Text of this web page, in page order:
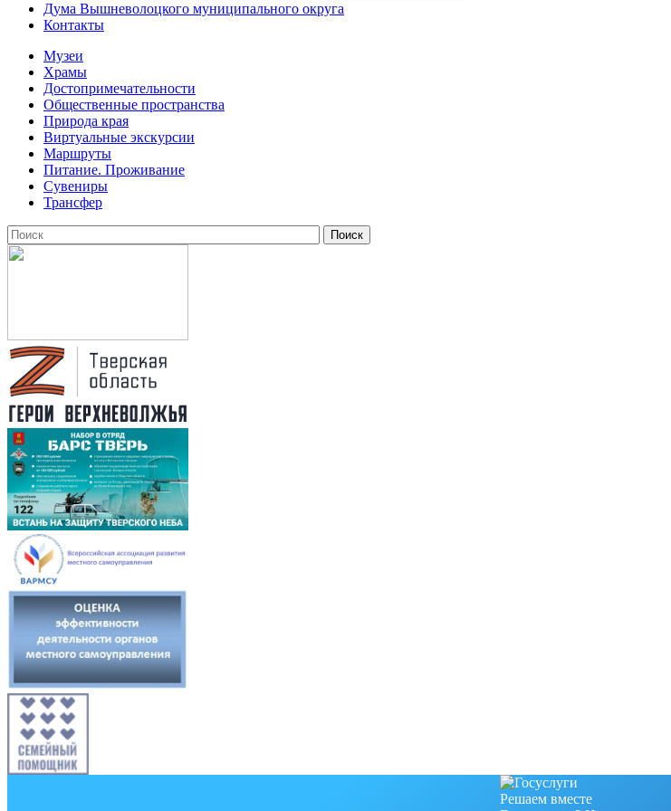
Дума Вышневолоцкого муниципального округа
Контакты
Музеи
Храмы
Достопримечательности
Общественные пространства
Природа края
Виртуальные экскурсии
Маршруты
Питание. Проживание
Сувениры
Трансфер
Решаем вместе